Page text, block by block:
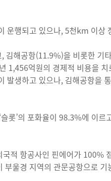
행되고 있으나, 5천km 이상
해공항(11.9%)을 비롯한 기
1,456억원의 경제적 비용을 치
발생하고 있으나, 김해공항을
롯’의 포화율이 98.3%에 이
적 항공사인 핀에어가 100%
울경 지역의 관문공항으로